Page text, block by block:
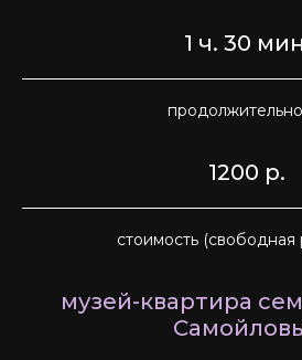
1 ч. 30
1200 р.
стоимость (свободная
музей-квартира